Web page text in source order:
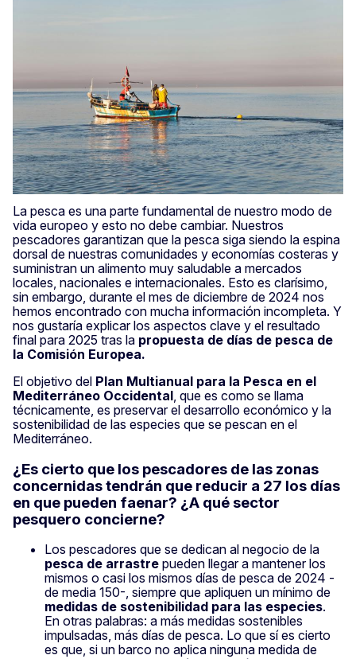
La pesca es una parte fundamental de nuestro modo de
vida europeo y esto no debe cambiar. Nuestros
pescadores garantizan que la pesca siga siendo la espina
dorsal de nuestras comunidades y economías costeras y
suministran un alimento muy saludable a mercados
locales, nacionales e internacionales. Esto es clarísimo,
sin embargo, durante el mes de diciembre de 2024 nos
hemos encontrado con mucha información incompleta. Y
nos gustaría explicar los aspectos clave y el resultado
final para 2025 tras la propuesta de días de pesca de
la Comisión Europea.
El objetivo del Plan Multianual para la Pesca en el
Mediterráneo Occidental, que es como se llama
técnicamente, es preservar el desarrollo económico y la
sostenibilidad de las especies que se pescan en el
Mediterráneo.
¿Es cierto que los pescadores de las zonas
concernidas tendrán que reducir a 27 los días
en que pueden faenar? ¿A qué sector
pesquero concierne?
Los pescadores que se dedican al negocio de la
pesca de arrastre pueden llegar a mantener los
mismos o casi los mismos días de pesca de 2024 -
de media 150-, siempre que apliquen un mínimo de
medidas de sostenibilidad para las especies.
En otras palabras: a más medidas sostenibles
impulsadas, más días de pesca. Lo que sí es cierto
es que, si un barco no aplica ninguna medida de